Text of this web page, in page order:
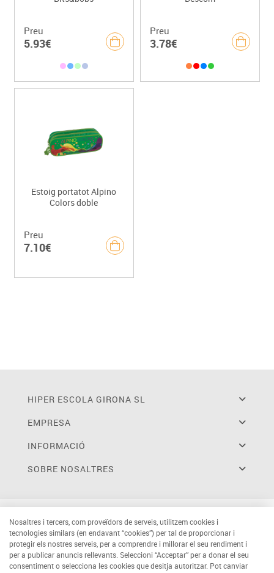
Preu
5.93€
Preu
3.78€
Estoig portatot Alpino
Colors doble
Preu
7.10€
HIPER ESCOLA GIRONA SL
EMPRESA
INFORMACIÓ
SOBRE NOSALTRES
Nosaltres i tercers, com proveïdors de serveis, utilitzem cookies i
tecnologies similars (en endavant “cookies”) per tal de proporcionar i
protegir els nostres serveis, per a comprendre i millorar el seu rendiment i
per a publicar anuncis rellevants. Seleccioni “Acceptar” per a donar el seu
consentiment o selecciona les cookies que desitja autoritzar. Pot canviar